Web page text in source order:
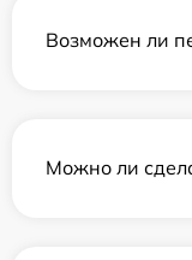
Возможен ли
Можно ли